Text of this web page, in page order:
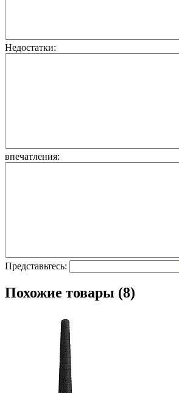
Недостатки:
впечатления:
Представьтесь:
Похожие товары (8)